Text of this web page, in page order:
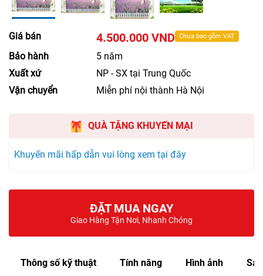
Giá bán 4.500.000 VND Chưa bao gồm VAT
Bảo hành
5 năm
Xuất xứ
NP - SX tại Trung Quốc
Vận chuyển
Miễn phí nội thành Hà Nội
QUÀ TẶNG KHUYẾN MẠI
Khuyến mãi hấp dẫn vui lòng xem tại đây
ĐẶT MUA NGAY
Giao Hàng Tận Nơi, Nhanh Chóng
Thông số kỹ thuật Tính năng Hình ảnh